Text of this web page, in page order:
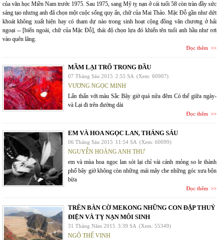
của văn học Miền Nam trước 1975. Sau 1975, sang Mỹ tỵ nạn ở cái tuổi 58 còn tràn đầy sức
sáng tạo nhưng anh đã chọn một cuộc sống quy ẩn, chữ của Mai Thảo. Mặc Đỗ gần như dứt
khoát không xuất hiện hay có tham dự nào trong sinh hoạt cộng đồng văn chương ở hải
ngoại -- [biển ngoài, chữ của Mặc Đỗ], thái độ chọn lựa đó khiến tên tuổi anh hầu như rơi
vào quên lãng.
Đọc thêm
MẦM LẠI TRỔ TRONG ĐẦU
07 Tháng Sáu 2015 2:55 SA (Xem: 60907)
VƯƠNG NGỌC MINH
Lẩn thẩn với màu Sắc Bây giờ quá nửa đêm Có thể giữa ngày-
và Lại đi trên đường dài
Đọc thêm
EM VÀ HOA NGỌC LAN, THÁNG SÁU
06 Tháng Sáu 2015 11:54 SA (Xem: 60099)
NGUYỄN HOÀNG ANH THƯ
em và mùa hoa ngọc lan sót lại chỉ vài cánh mỏng so le thành
phố bây giờ không còn những mái mây che những góc xưa bộn
bừa
Đọc thêm
TRÊN BÀN CỜ MEKONG NHỮNG CON ĐẬP THUỶ
ĐIỆN VÀ TỴ NẠN MÔI SINH
31 Tháng Năm 2015 3:39 SA (Xem: 55349)
NGÔ THẾ VINH